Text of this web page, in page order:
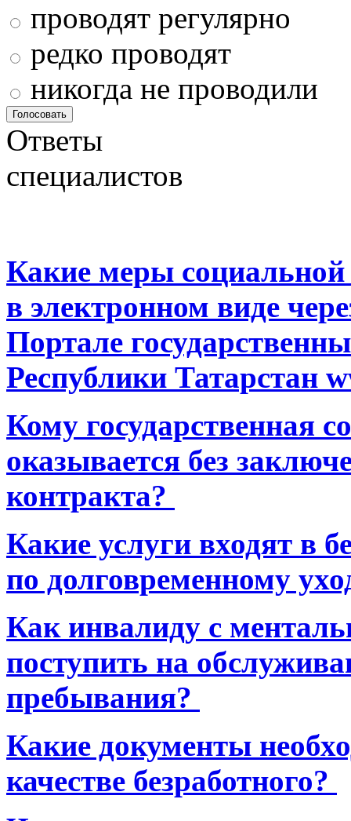
проводят регулярно
редко проводят
никогда не проводили
Ответы
специалистов
Какие меры
в электронном виде
Портале
Республики Татарстан
Кому государственная
оказывается без
контракта?
Какие услуги входят в
по долговременному
Как инвалиду с
поступить на
пребывания?
Какие документы
качестве безработного?